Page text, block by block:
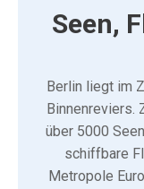
Seen,
Berlin liegt im
Binnenreviers.
über 5000
schiffbare
Metropole